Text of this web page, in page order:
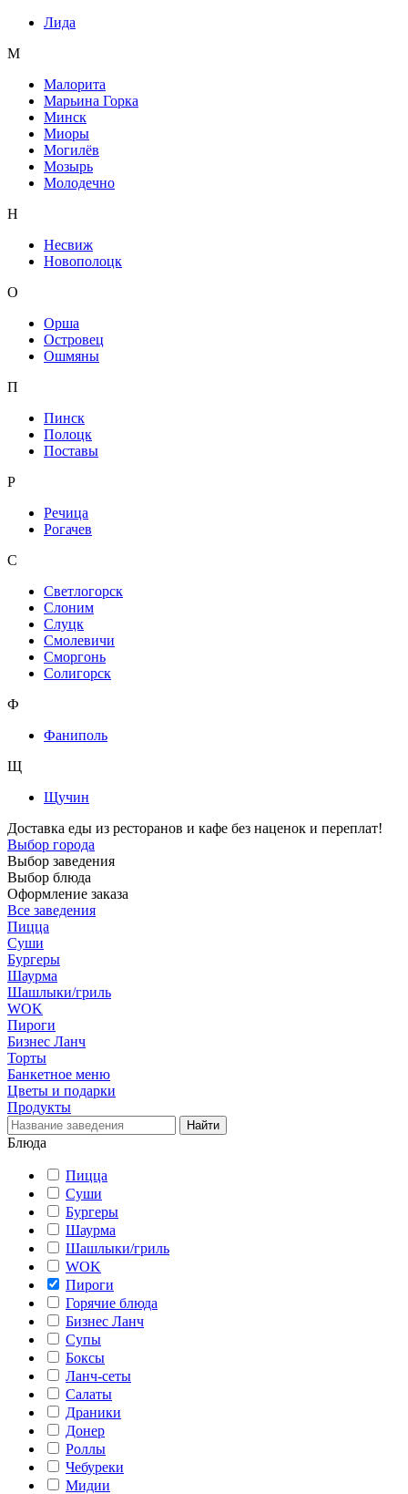
Лида
М
Малорита
Марьина Горка
Минск
Миоры
Могилёв
Мозырь
Молодечно
Н
Несвиж
Новополоцк
О
Орша
Островец
Ошмяны
П
Пинск
Полоцк
Поставы
Р
Речица
Рогачев
С
Светлогорск
Слоним
Слуцк
Смолевичи
Сморгонь
Солигорск
Ф
Фаниполь
Щ
Щучин
Доставка еды из ресторанов и кафе без наценок и переплат!
Выбор города
Выбор заведения
Выбор блюда
Оформление заказа
Все заведения
Пицца
Суши
Бургеры
Шаурма
Шашлыки/гриль
WOK
Пироги
Бизнес Ланч
Торты
Банкетное меню
Цветы и подарки
Продукты
Блюда
Пицца
Суши
Бургеры
Шаурма
Шашлыки/гриль
WOK
Пироги
Горячие блюда
Бизнес Ланч
Супы
Боксы
Ланч-сеты
Салаты
Драники
Донер
Роллы
Чебуреки
Мидии